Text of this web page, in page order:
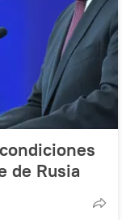
de Rusia